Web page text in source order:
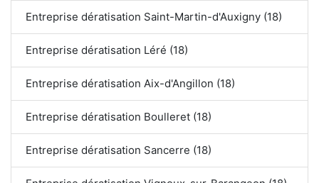
Entreprise dératisation Saint-Martin-d'Auxigny (18)
Entreprise dératisation Léré (18)
Entreprise dératisation Aix-d'Angillon (18)
Entreprise dératisation Boulleret (18)
Entreprise dératisation Sancerre (18)